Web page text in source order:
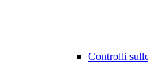
Controlli